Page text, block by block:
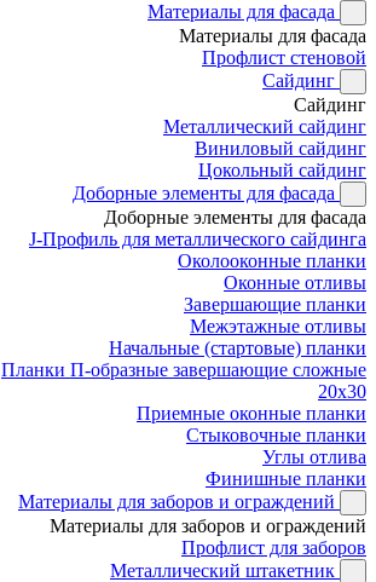
Материалы для фасада
Материалы для фасада
Профлист стеновой
Сайдинг
Сайдинг
Металлический сайдинг
Виниловый сайдинг
Цокольный сайдинг
Доборные элементы для фасада
Доборные элементы для фасада
J-Профиль для металлического сайдинга
Околооконные планки
Оконные отливы
Завершающие планки
Межэтажные отливы
Начальные (стартовые) планки
Планки П-образные завершающие сложные
20x30
Приемные оконные планки
Стыковочные планки
Углы отлива
Финишные планки
Материалы для заборов и ограждений
Материалы для заборов и ограждений
Профлист для заборов
Металлический штакетник